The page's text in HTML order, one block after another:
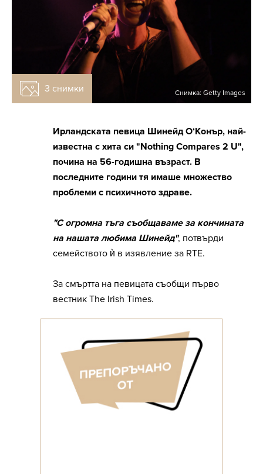
3 снимки Снимка: Getty Images
Ирландската певица Шинейд О‘Конър, най-
известна с хита си "Nothing Compares 2 U",
почина на 56-годишна възраст. В
последните години тя имаше множество
проблеми с психичното здраве.
"С огромна тъга съобщаваме за кончината
на нашата любима Шинейд", потвърди
семейството ѝ в изявление за RTE.
За смъртта на певицата съобщи първо
вестник The Irish Times.